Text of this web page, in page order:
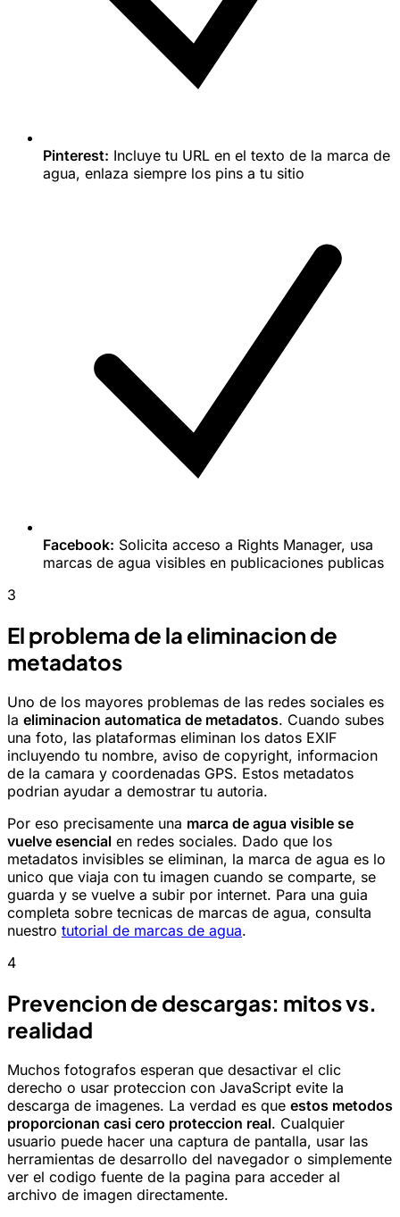
Pinterest: Incluye tu URL en el texto de la marca de
agua, enlaza siempre los pins a tu sitio
Facebook: Solicita acceso a Rights Manager, usa
marcas de agua visibles en publicaciones publicas
3
El problema de la eliminacion de
metadatos
Uno de los mayores problemas de las redes sociales es
la eliminacion automatica de metadatos. Cuando subes
una foto, las plataformas eliminan los datos EXIF
incluyendo tu nombre, aviso de copyright, informacion
de la camara y coordenadas GPS. Estos metadatos
podrian ayudar a demostrar tu autoria.
Por eso precisamente una marca de agua visible se
vuelve esencial en redes sociales. Dado que los
metadatos invisibles se eliminan, la marca de agua es lo
unico que viaja con tu imagen cuando se comparte, se
guarda y se vuelve a subir por internet. Para una guia
completa sobre tecnicas de marcas de agua, consulta
nuestro tutorial de marcas de agua.
4
Prevencion de descargas: mitos vs.
realidad
Muchos fotografos esperan que desactivar el clic
derecho o usar proteccion con JavaScript evite la
descarga de imagenes. La verdad es que estos metodos
proporcionan casi cero proteccion real. Cualquier
usuario puede hacer una captura de pantalla, usar las
herramientas de desarrollo del navegador o simplemente
ver el codigo fuente de la pagina para acceder al
archivo de imagen directamente.